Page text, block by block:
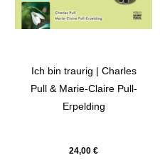
Ich bin traurig | Charles
Pull & Marie-Claire Pull-
Erpelding
24,00€